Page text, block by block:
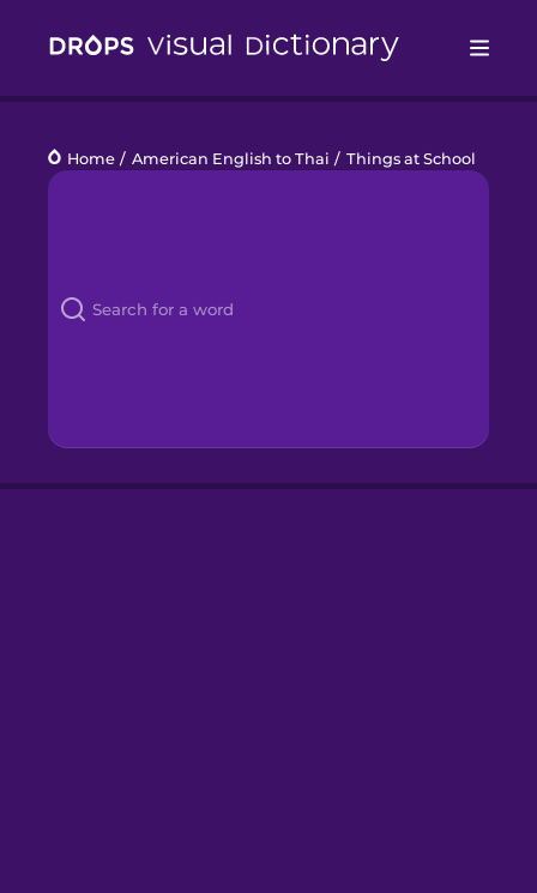
Languages
Kahoot!
Home / American English to Thai / Things at School